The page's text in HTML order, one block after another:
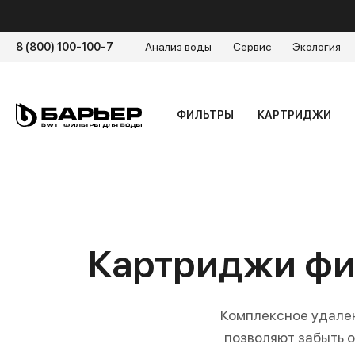
8 (800) 100-100-7 Анализ воды Сервис Экология
ФИЛЬТРЫ КАРТРИДЖИ
Картриджи
Комплексное
позволяют забыть